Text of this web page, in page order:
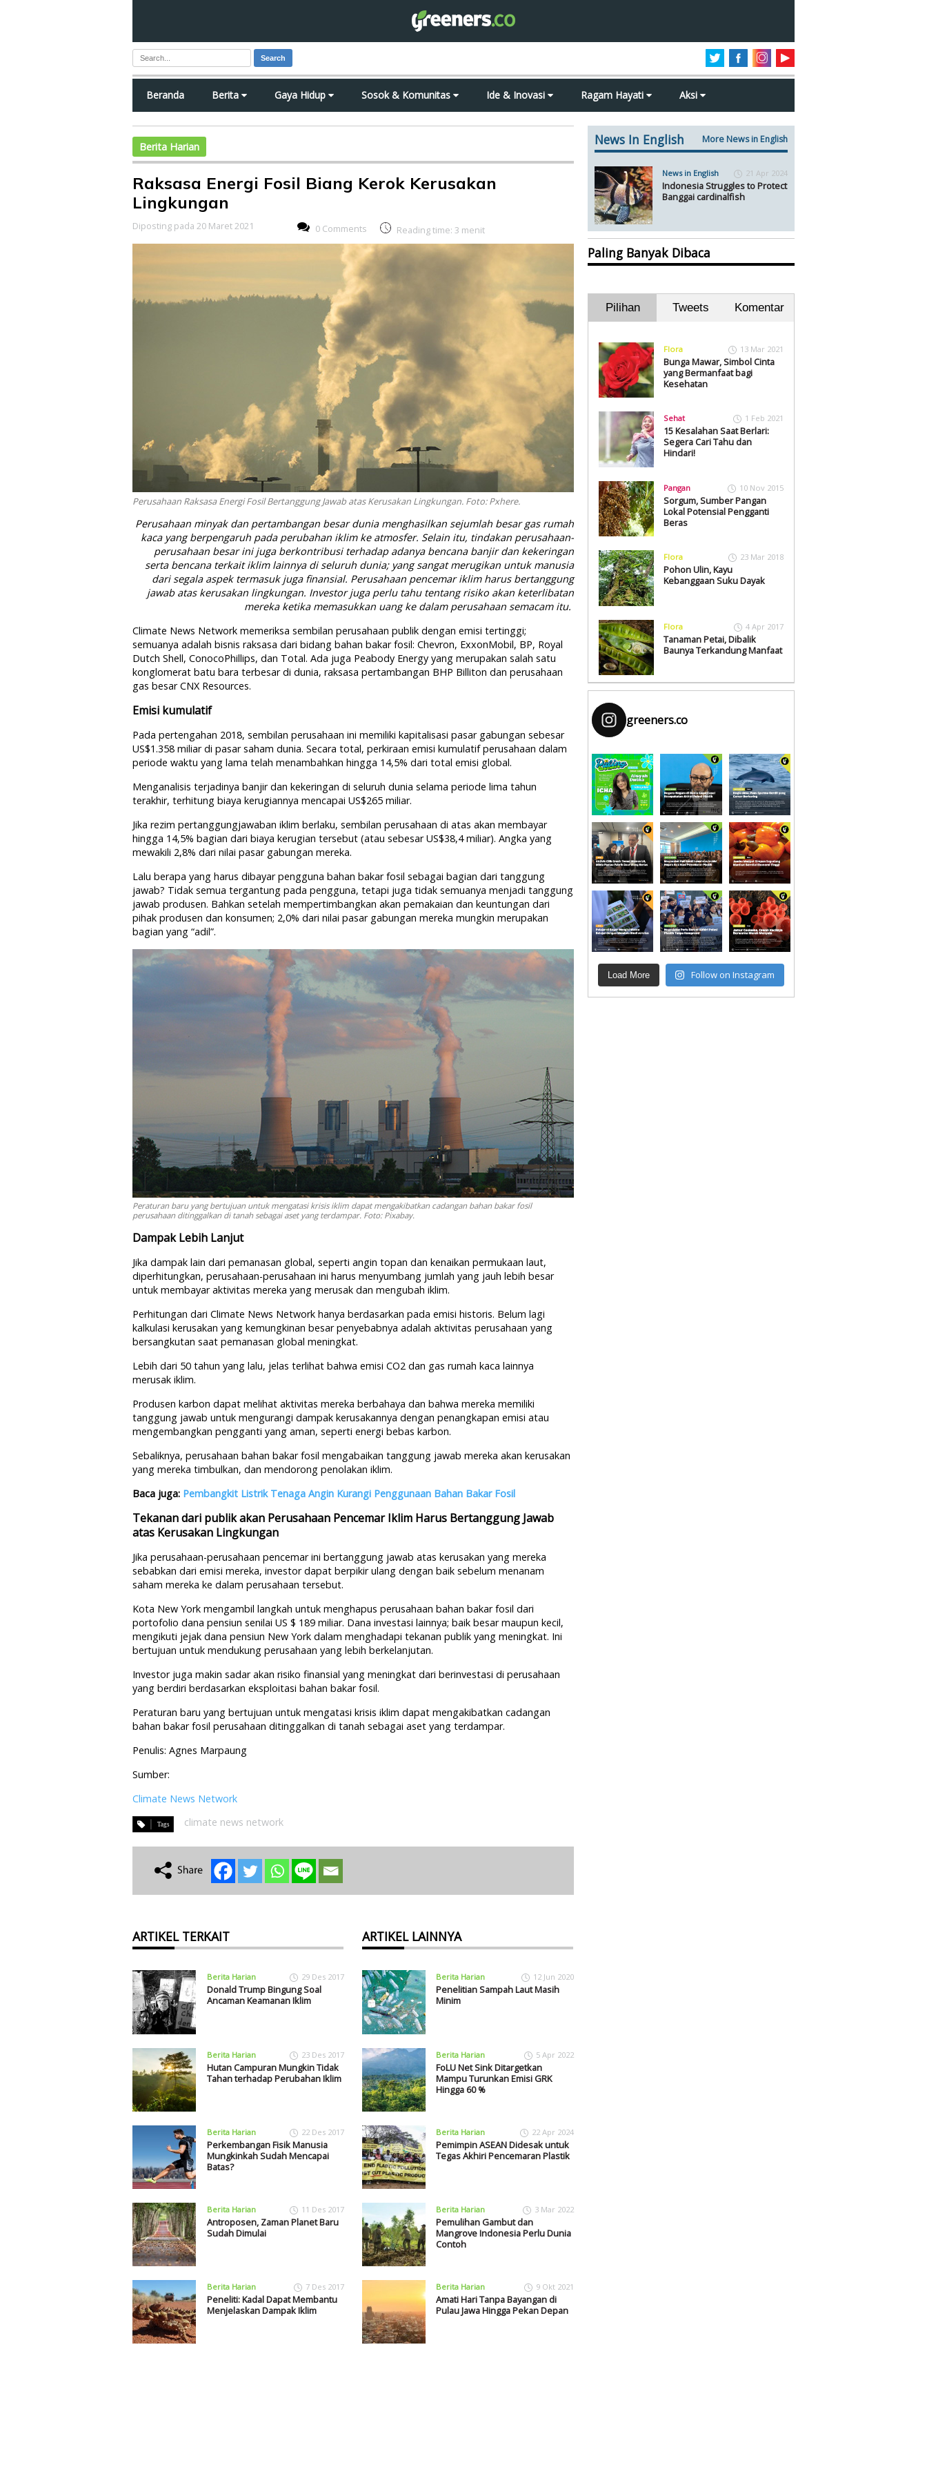
Search
Beranda Berita Gaya Hidup Sosok & Komunitas Ide & Inovasi Ragam Hayati Aksi
Berita Harian
Raksasa Energi Fosil Biang Kerok Kerusakan
Lingkungan
Diposting pada 20 Maret 2021 0 Comments Reading time: 3 menit
Perusahaan Raksasa Energi Fosil Bertanggung Jawab atas Kerusakan Lingkungan. Foto: Pxhere.
Perusahaan minyak dan pertambangan besar dunia menghasilkan sejumlah besar gas rumah
kaca yang berpengaruh pada perubahan iklim ke atmosfer. Selain itu, tindakan perusahaan-
perusahaan besar ini juga berkontribusi terhadap adanya bencana banjir dan kekeringan
serta bencana terkait iklim lainnya di seluruh dunia; yang sangat merugikan untuk manusia
dari segala aspek termasuk juga finansial. Perusahaan pencemar iklim harus bertanggung
jawab atas kerusakan lingkungan. Investor juga perlu tahu tentang risiko akan keterlibatan
mereka ketika memasukkan uang ke dalam perusahaan semacam itu.
Climate News Network memeriksa sembilan perusahaan publik dengan emisi tertinggi;
semuanya adalah bisnis raksasa dari bidang bahan bakar fosil: Chevron, ExxonMobil, BP, Royal
Dutch Shell, ConocoPhillips, dan Total. Ada juga Peabody Energy yang merupakan salah satu
konglomerat batu bara terbesar di dunia, raksasa pertambangan BHP Billiton dan perusahaan
gas besar CNX Resources.
Emisi kumulatif
Pada pertengahan 2018, sembilan perusahaan ini memiliki kapitalisasi pasar gabungan sebesar
US$1.358 miliar di pasar saham dunia. Secara total, perkiraan emisi kumulatif perusahaan dalam
periode waktu yang lama telah menambahkan hingga 14,5% dari total emisi global.
Menganalisis terjadinya banjir dan kekeringan di seluruh dunia selama periode lima tahun
terakhir, terhitung biaya kerugiannya mencapai US$265 miliar.
Jika rezim pertanggungjawaban iklim berlaku, sembilan perusahaan di atas akan membayar
hingga 14,5% bagian dari biaya kerugian tersebut (atau sebesar US$38,4 miliar). Angka yang
mewakili 2,8% dari nilai pasar gabungan mereka.
Lalu berapa yang harus dibayar pengguna bahan bakar fosil sebagai bagian dari tanggung
jawab? Tidak semua tergantung pada pengguna, tetapi juga tidak semuanya menjadi tanggung
jawab produsen. Bahkan setelah mempertimbangkan akan pemakaian dan keuntungan dari
pihak produsen dan konsumen; 2,0% dari nilai pasar gabungan mereka mungkin merupakan
bagian yang “adil”.
Peraturan baru yang bertujuan untuk mengatasi krisis iklim dapat mengakibatkan cadangan bahan bakar fosil
perusahaan ditinggalkan di tanah sebagai aset yang terdampar. Foto: Pixabay.
Dampak Lebih Lanjut
Jika dampak lain dari pemanasan global, seperti angin topan dan kenaikan permukaan laut,
diperhitungkan, perusahaan-perusahaan ini harus menyumbang jumlah yang jauh lebih besar
untuk membayar aktivitas mereka yang merusak dan mengubah iklim.
Perhitungan dari Climate News Network hanya berdasarkan pada emisi historis. Belum lagi
kalkulasi kerusakan yang kemungkinan besar penyebabnya adalah aktivitas perusahaan yang
bersangkutan saat pemanasan global meningkat.
Lebih dari 50 tahun yang lalu, jelas terlihat bahwa emisi CO2 dan gas rumah kaca lainnya
merusak iklim.
Produsen karbon dapat melihat aktivitas mereka berbahaya dan bahwa mereka memiliki
tanggung jawab untuk mengurangi dampak kerusakannya dengan penangkapan emisi atau
mengembangkan pengganti yang aman, seperti energi bebas karbon.
Sebaliknya, perusahaan bahan bakar fosil mengabaikan tanggung jawab mereka akan kerusakan
yang mereka timbulkan, dan mendorong penolakan iklim.
Baca juga: Pembangkit Listrik Tenaga Angin Kurangi Penggunaan Bahan Bakar Fosil
Tekanan dari publik akan Perusahaan Pencemar Iklim Harus Bertanggung Jawab
atas Kerusakan Lingkungan
Jika perusahaan-perusahaan pencemar ini bertanggung jawab atas kerusakan yang mereka
sebabkan dari emisi mereka, investor dapat berpikir ulang dengan baik sebelum menanam
saham mereka ke dalam perusahaan tersebut.
Kota New York mengambil langkah untuk menghapus perusahaan bahan bakar fosil dari
portofolio dana pensiun senilai US $ 189 miliar. Dana investasi lainnya; baik besar maupun kecil,
mengikuti jejak dana pensiun New York dalam menghadapi tekanan publik yang meningkat. Ini
bertujuan untuk mendukung perusahaan yang lebih berkelanjutan.
Investor juga makin sadar akan risiko finansial yang meningkat dari berinvestasi di perusahaan
yang berdiri berdasarkan eksploitasi bahan bakar fosil.
Peraturan baru yang bertujuan untuk mengatasi krisis iklim dapat mengakibatkan cadangan
bahan bakar fosil perusahaan ditinggalkan di tanah sebagai aset yang terdampar.
Penulis: Agnes Marpaung
Sumber:
Climate News Network
climate news network
ARTIKEL TERKAIT
Berita Harian 29 Des 2017
Donald Trump Bingung Soal
Ancaman Keamanan Iklim
Berita Harian 23 Des 2017
Hutan Campuran Mungkin Tidak
Tahan terhadap Perubahan Iklim
Berita Harian 22 Des 2017
Perkembangan Fisik Manusia
Mungkinkah Sudah Mencapai
Batas?
Berita Harian 11 Des 2017
Antroposen, Zaman Planet Baru
Sudah Dimulai
Berita Harian 7 Des 2017
Peneliti: Kadal Dapat Membantu
Menjelaskan Dampak Iklim
ARTIKEL LAINNYA
Berita Harian 12 Jun 2020
Penelitian Sampah Laut Masih
Minim
Berita Harian 5 Apr 2022
FoLU Net Sink Ditargetkan
Mampu Turunkan Emisi GRK
Hingga 60 %
Berita Harian 22 Apr 2024
Pemimpin ASEAN Didesak untuk
Tegas Akhiri Pencemaran Plastik
Berita Harian 3 Mar 2022
Pemulihan Gambut dan
Mangrove Indonesia Perlu Dunia
Contoh
Berita Harian 9 Okt 2021
Amati Hari Tanpa Bayangan di
Pulau Jawa Hingga Pekan Depan
News In English More News in English
News in English 21 Apr 2024
Indonesia Struggles to Protect
Banggai cardinalfish
Paling Banyak Dibaca
Pilihan Tweets Komentar
Flora 13 Mar 2021
Bunga Mawar, Simbol Cinta
yang Bermanfaat bagi
Kesehatan
Sehat 1 Feb 2021
15 Kesalahan Saat Berlari:
Segera Cari Tahu dan
Hindari!
Pangan 10 Nov 2015
Sorgum, Sumber Pangan
Lokal Potensial Pengganti
Beras
Flora 23 Mar 2018
Pohon Ulin, Kayu
Kebanggaan Suku Dayak
Flora 4 Apr 2017
Tanaman Petai, Dibalik
Baunya Terkandung Manfaat
greeners.co
Load More Follow on Instagram